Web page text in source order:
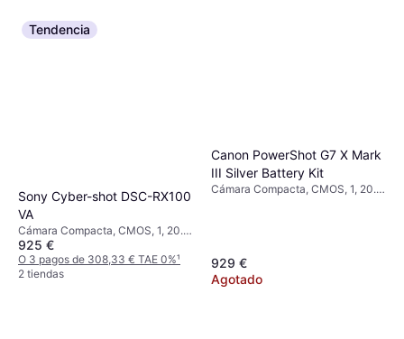
Tendencia
Sony Cyber-shot DSC-RX100
VA
Cámara Compacta, CMOS, 1, 20.1
MP, Continuous Drive, Face
Detection, 299g
925 €
O 3 pagos de 308,33 € TAE 0%¹
2 tiendas
Canon PowerShot G7 X Mark
III Silver Battery Kit
Cámara Compacta, CMOS, 1, 20.1
929 €
Agotado